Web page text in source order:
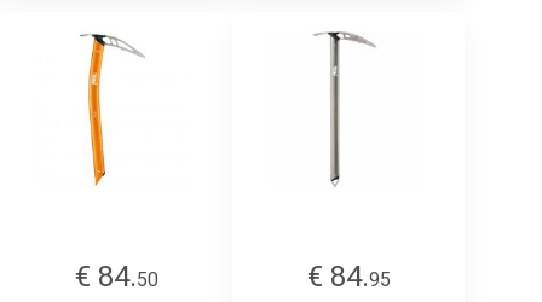
€ 84.50
€ 84.95